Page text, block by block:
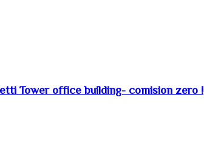
Tower office building- comision zero !